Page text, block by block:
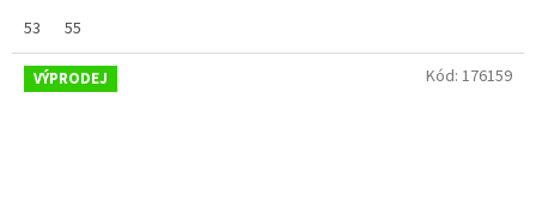
53 55
VÝPRODEJ Kód: 176159